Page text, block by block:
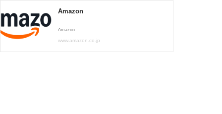
Amazon
Amazon
www.amazon.co.jp